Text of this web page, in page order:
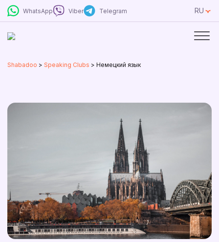
WhatsApp Viber Telegram RU
Shabadoo > Speaking Clubs > Немецкий язык